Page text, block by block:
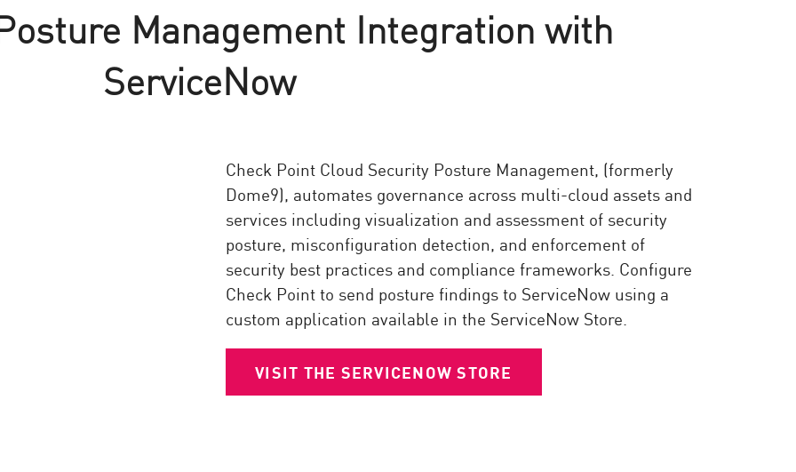
Management Integration with
ServiceNow
Check Point Cloud Security Posture Management, (formerly
Dome9), automates governance across multi-cloud assets and
services including visualization and assessment of security
posture, misconfiguration detection, and enforcement of
security best practices and compliance frameworks. Configure
Check Point to send posture findings to ServiceNow using a
custom application available in the ServiceNow Store.
VISIT THE SERVICENOW STORE